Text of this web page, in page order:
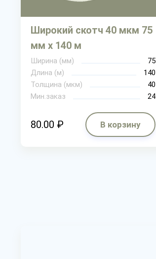
Широкий скотч 40 мкм 75
мм х 140 м
Ширина (мм)
75
Длина (м)
140
Толщина (мкм)
40
Мин.заказ
24
80.00 ₽ В корзину